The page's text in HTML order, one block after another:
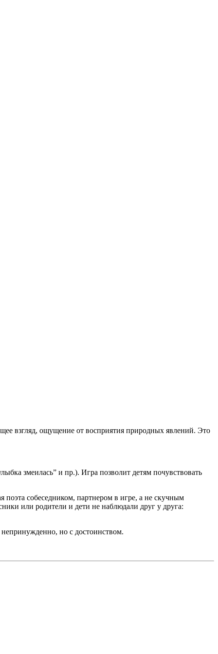
взгляд, ощущение от восприятия природных явлений. Это
змеилась” и пр.). Игра позволит детям почувствовать
поэта собеседником, партнером в игре, а не скучным
или родители и дети не наблюдали друг у друга:
непринужденно, но с достоинством.